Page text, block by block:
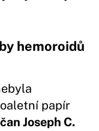
hemoroidů
papír
Joseph C.